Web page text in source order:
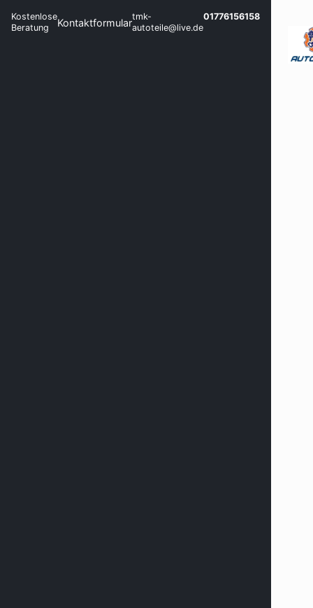
Kostenlose
Beratung
Kontaktformulartmk-
autoteile@live.de
01776156158